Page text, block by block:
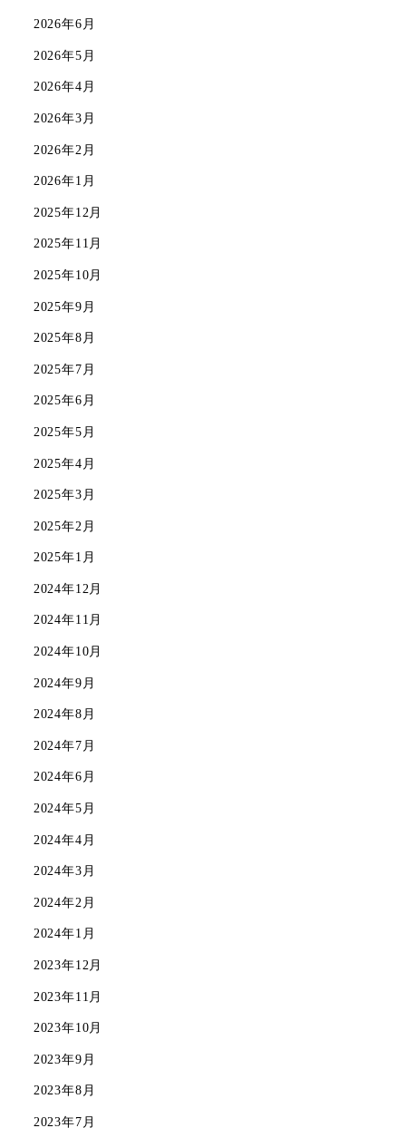
2026年6月
2026年5月
2026年4月
2026年3月
2026年2月
2026年1月
2025年12月
2025年11月
2025年10月
2025年9月
2025年8月
2025年7月
2025年6月
2025年5月
2025年4月
2025年3月
2025年2月
2025年1月
2024年12月
2024年11月
2024年10月
2024年9月
2024年8月
2024年7月
2024年6月
2024年5月
2024年4月
2024年3月
2024年2月
2024年1月
2023年12月
2023年11月
2023年10月
2023年9月
2023年8月
2023年7月